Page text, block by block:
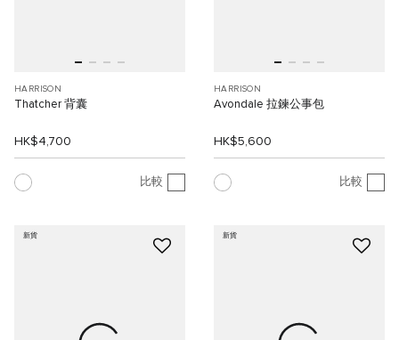
HARRISON
Thatcher 背囊
HK$4,700
比較
HARRISON
Avondale 拉鍊公事包
HK$5,600
比較
新貨 新貨